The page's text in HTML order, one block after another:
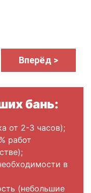
Вперёд >
бань:
от 2-3 часов);
работ
в
(небольшие